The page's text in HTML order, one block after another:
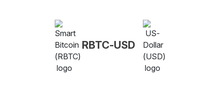
RBTC-USD